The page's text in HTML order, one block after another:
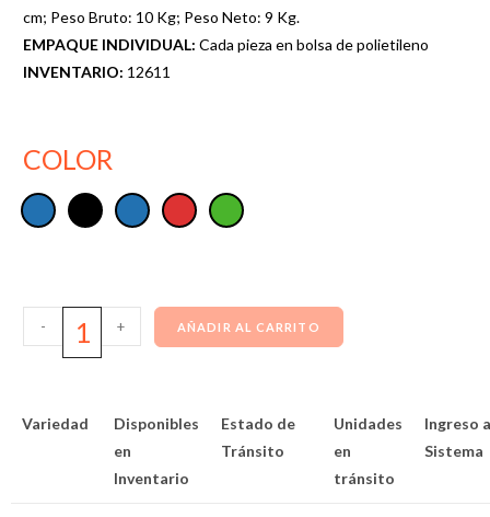
cm; Peso Bruto: 10 Kg; Peso Neto: 9 Kg.
EMPAQUE INDIVIDUAL: Cada pieza en bolsa de polietileno
INVENTARIO: 12611
COLOR
- + AÑADIR AL CARRITO
Variedad
Disponibles
en
Inventario
Estado de
Tránsito
Unidades
en
tránsito
Ingreso
Sistema